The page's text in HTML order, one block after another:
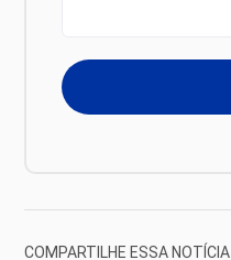
COMPARTILHE ESSA NOTÍCIA